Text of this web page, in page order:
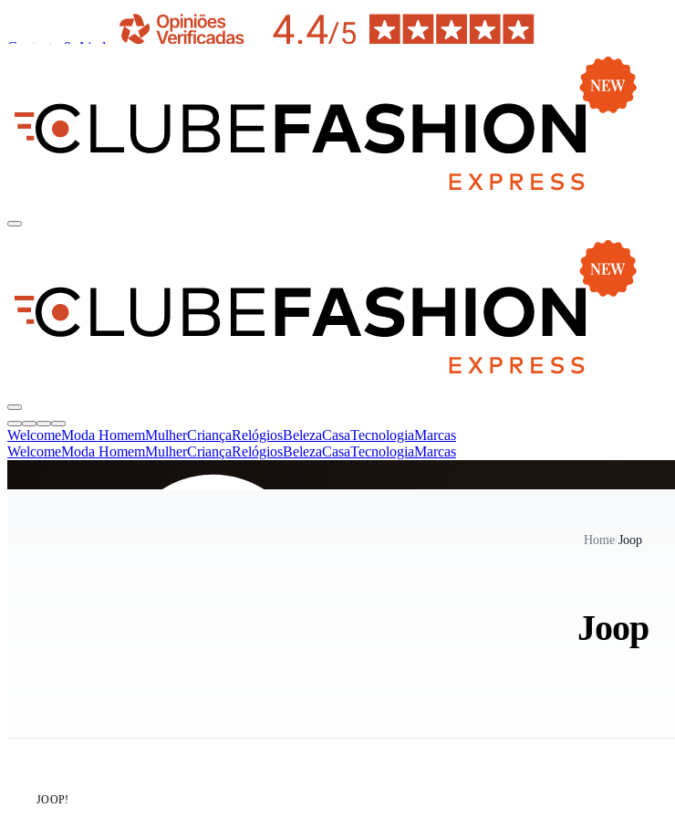
Contacto & Ajuda
WelcomeModa HomemMulherCriançaRelógiosBelezaCasaTecnologiaMarcas
WelcomeModa HomemMulherCriançaRelógiosBelezaCasaTecnologiaMarcas
Home/Joop
Joop
JOOP!